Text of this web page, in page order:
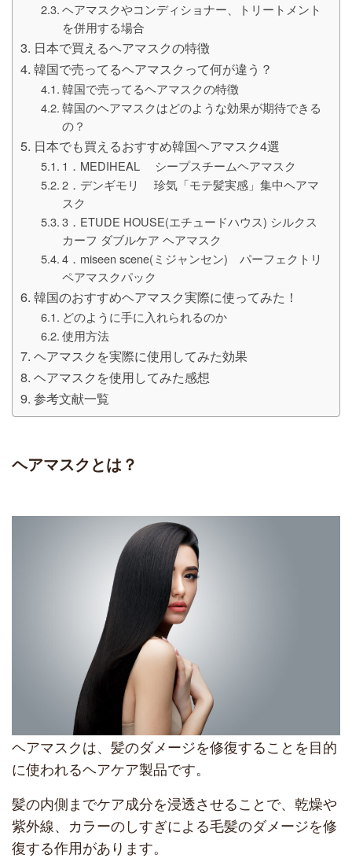
ヘアマスクやコンディショナー、トリートメント
を併用する場合
日本で買えるヘアマスクの特徴
韓国で売ってるヘアマスクって何が違う？
韓国で売ってるヘアマスクの特徴
韓国のヘアマスクはどのような効果が期待できる
の？
日本でも買えるおすすめ韓国ヘアマスク4選
1．MEDIHEAL シープスチームヘアマスク
2．デンギモリ 珍気「モテ髪実感」集中ヘアマ
スク
3．ETUDE HOUSE(エチュードハウス) シルクス
カーフ ダブルケア ヘアマスク
4．miseen scene(ミジャンセン) パーフェクトリ
ペアマスクパック
韓国のおすすめヘアマスク実際に使ってみた！
どのように手に入れられるのか
使用方法
ヘアマスクを実際に使用してみた効果
ヘアマスクを使用してみた感想
参考文献一覧
ヘアマスクとは？
ヘアマスクは、髪のダメージを修復することを目的
に使われるヘアケア製品です。
髪の内側までケア成分を浸透させることで、乾燥や
紫外線、カラーのしすぎによる毛髪のダメージを修
復する作用があります。